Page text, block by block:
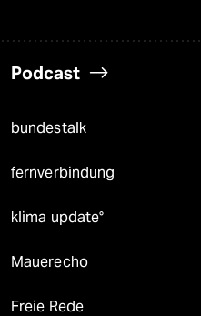
Podcast
bundestalk
fernverbindung
klima update°
Mauerecho
Freie Rede